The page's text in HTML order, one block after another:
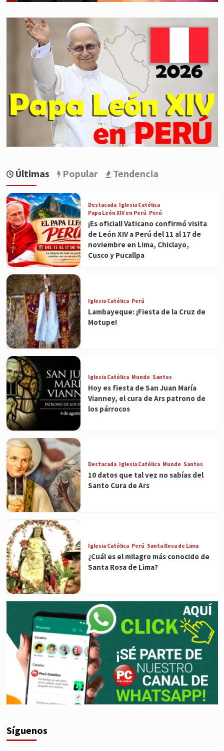
Últimas Popular Tendencia
Destacada Iglesia Católica
Papa León XIV en Perú Perú
¡Es oficial! Vaticano confirmó visita
de León XIV a Perú del 11 al 17 de
noviembre en Lima, Chiclayo,
Cusco y Pucallpa
Iglesia Católica Perú
Lambayeque: ¡Fiesta de la Cruz de
Motupe!
Iglesia Católica Mundo Santos
Hoy es fiesta de San Juan María
Vianney, el cura de Ars patrono de
los párrocos
Destacada Iglesia Católica Mundo Santos
10 datos que tal vez no sabías del
Santo Cura de Ars
Iglesia Católica Perú Santa Rosa de Lima
¿Cuál es el milagro más conocido de
Santa Rosa de Lima?
Síguenos